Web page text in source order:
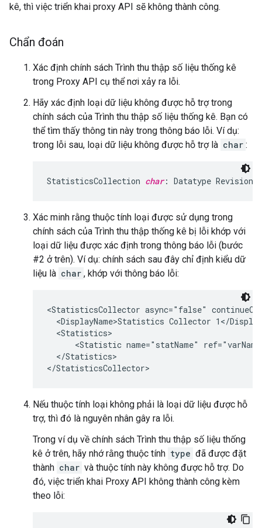
kê, thì việc triển khai proxy API sẽ không thành công.
Chẩn đoán
Xác định chính sách Trình thu thập số liệu thống kê
trong Proxy API cụ thể nơi xảy ra lỗi.
Hãy xác định loại dữ liệu không được hỗ trợ trong
chính sách của Trình thu thập số liệu thống kê. Bạn có
thể tìm thấy thông tin này trong thông báo lỗi. Ví dụ:
trong lỗi sau, loại dữ liệu không được hỗ trợ là char :
StatisticsCollection char
Xác minh rằng thuộc tính loại được sử dụng trong
chính sách của Trình thu thập thống kê bị lỗi khớp với
loại dữ liệu được xác định trong thông báo lỗi (bước
#2 ở trên). Ví dụ: chính sách sau đây chỉ định kiểu dữ
liệu là char , khớp với thông báo lỗi:
<StatisticsCollector async="false"
<DisplayName>Statistics Collector 1</
  <Statistics>
<Statistic name="statName"
  </Statistics>
Nếu thuộc tính loại không phải là loại dữ liệu được hỗ
trợ, thì đó là nguyên nhân gây ra lỗi.
Trong ví dụ về chính sách Trình thu thập số liệu thống
kê ở trên, hãy nhớ rằng thuộc tính type đã được đặt
thành char và thuộc tính này không được hỗ trợ. Do
đó, việc triển khai Proxy API không thành công kèm
theo lỗi: